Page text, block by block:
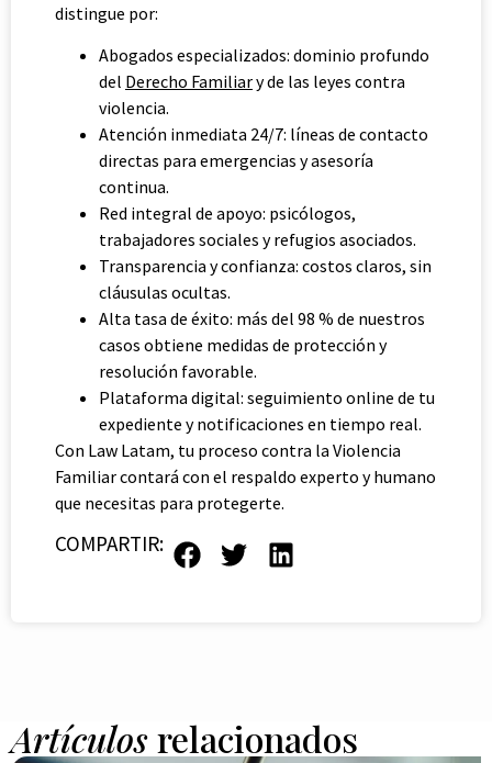
distingue por:
Abogados especializados: dominio profundo
del Derecho Familiary de las leyes contra
violencia.
Atención inmediata 24/7: líneas de contacto
directas para emergencias y asesoría
continua.
Red integral de apoyo: psicólogos,
trabajadores sociales y refugios asociados.
Transparencia y confianza: costos claros, sin
cláusulas ocultas.
Alta tasa de éxito: más del 98 % de nuestros
casos obtiene medidas de protección y
resolución favorable.
Plataforma digital: seguimiento online de tu
expediente y notificaciones en tiempo real.
Con Law Latam, tu proceso contra la Violencia
Familiar contará con el respaldo experto y humano
que necesitas para protegerte.
COMPARTIR:
Artículosrelacionados